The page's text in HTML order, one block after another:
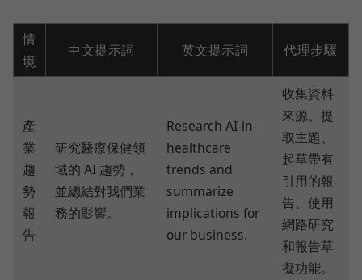
情
境
中文提示詞 英文提示詞 代理步驟
產
業
趨
勢
報
告
研究醫療保健領
域的 AI 趨勢，
並總結對我們業
務的影響。
Research AI-in-
healthcare
trends and
summarize
implications for
our business.
收集資料
來源、提
取主題、
起草帶有
引用的報
告。使用
網路研究
和報告草
擬功能。